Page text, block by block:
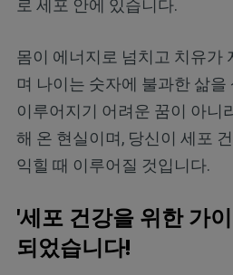
로 세포 안에 있습니다.
몸이 에너지로 넘치고 치유가
며 나이는 숫자에 불과한 삶
이루어지기 어려운 꿈이 아니
해 온 현실이며, 당신이 세포
익힐 때 이루어질 것입니다.
'세포 건강을 위한 가
되었습니다!